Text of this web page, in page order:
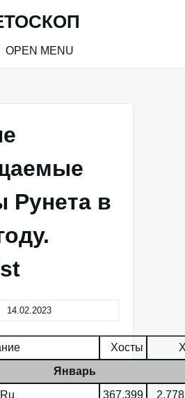
OPEN MENU
Рунета в
14.02.2023
Хосты
Январь
367,399